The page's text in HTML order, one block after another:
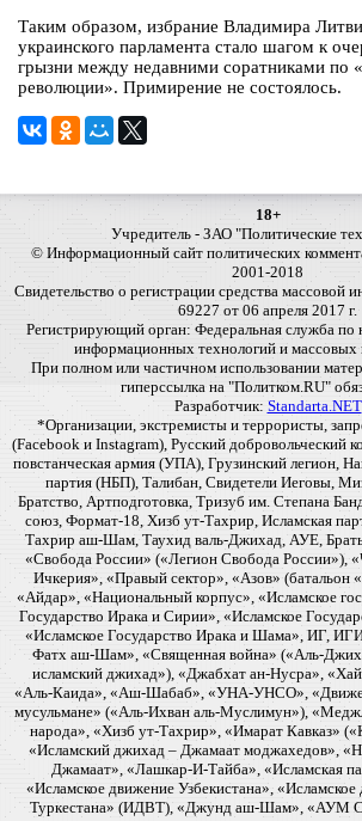
Таким образом, избрание Владимира
украинского парламента стало шагом к
грызни между недавними соратниками по
революции». Примирение не состоялось.
18+
Учредитель - ЗАО "Политические
© Информационный сайт политических
2001-2018
Свидетельство о регистрации средства
69227 от 06 апреля 2017 г.
Регистрирующий орган: Федеральная служба по
информационных технологий и массовых
При полном или частичном использовании
гиперссылка на "Политком.RU"
Разработчик: Standarta.NET
*Организации, экстремисты и террористы,
(Facebook и Instagram), Русский добровольческий
повстанческая армия (УПА), Грузинский легион,
партия (НБП), Талибан, Свидетели Иеговы,
Братство, Артподготовка, Тризуб им. Степана
союз, Формат-18, Хизб ут-Тахрир, Исламская
Тахрир аш-Шам, Таухид валь-Джихад, АУЕ,
«Свобода России» («Легион Свобода России»),
Ичкерия», «Правый сектор», «Азов» (батальон
«Айдар», «Национальный корпус», «Исламское
Государство Ирака и Сирии», «Исламское
«Исламское Государство Ирака и Шама», ИГ,
Фатх аш-Шам», «Священная война» («Аль-
исламский джихад»), «Джабхат ан-Нусра»,
«Аль-Каида», «Аш-Шабаб», «УНА-УНСО»,
мусульмане» («Аль-Ихван аль-Муслимун»),
народа», «Хизб ут-Тахрир», «Имарат Кавказ»
«Исламский джихад – Джамаат моджахедов»,
Джамаат», «Лашкар-И-Тайба», «Исламская
«Исламское движение Узбекистана»,
Туркестана» (ИДВТ), «Джунд аш-Шам», «АУМ